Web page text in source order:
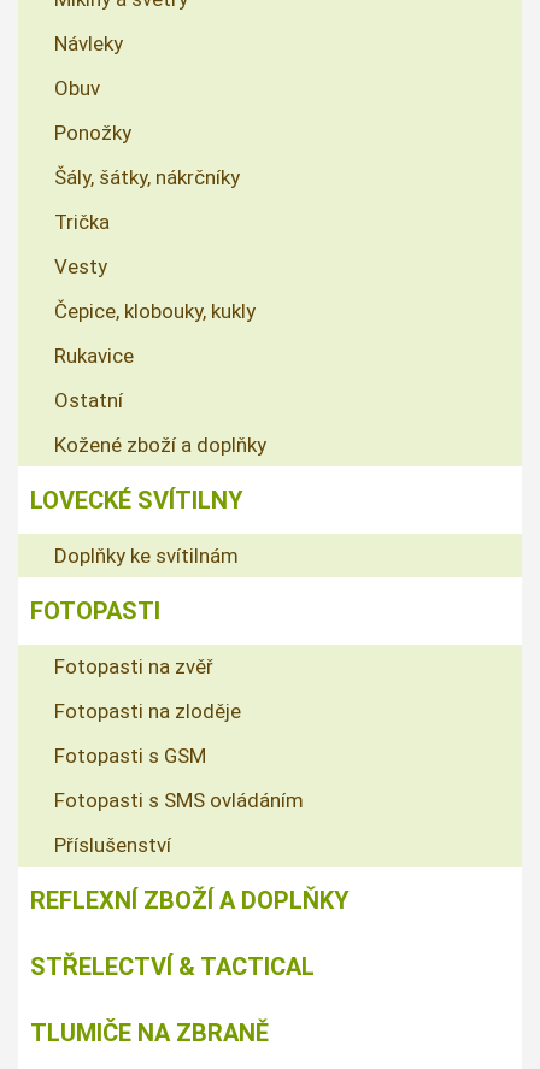
Návleky
Obuv
Ponožky
Šály, šátky, nákrčníky
Trička
Vesty
Čepice, klobouky, kukly
Rukavice
Ostatní
Kožené zboží a doplňky
LOVECKÉ SVÍTILNY
Doplňky ke svítilnám
FOTOPASTI
Fotopasti na zvěř
Fotopasti na zloděje
Fotopasti s GSM
Fotopasti s SMS ovládáním
Příslušenství
REFLEXNÍ ZBOŽÍ A DOPLŇKY
STŘELECTVÍ & TACTICAL
TLUMIČE NA ZBRANĚ